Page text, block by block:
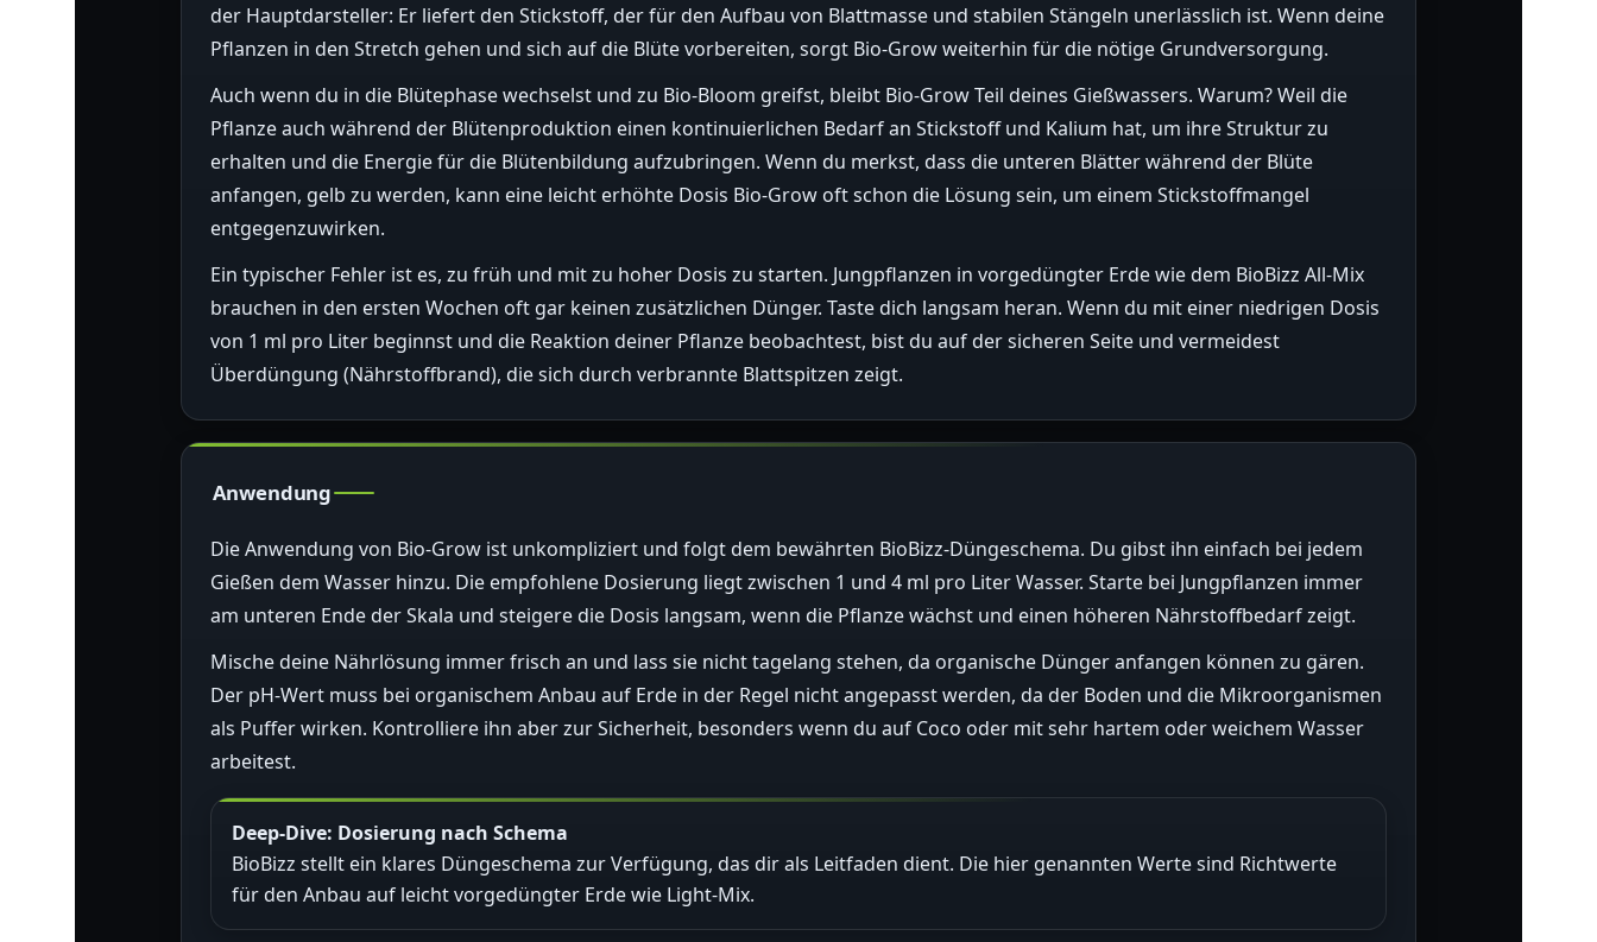
der Hauptdarsteller: Er liefert den Stickstoff, der für den Aufbau von Blattmasse und stabilen Stängeln unerlässlich ist. Wenn deine
Pflanzen in den Stretch gehen und sich auf die Blüte vorbereiten, sorgt Bio-Grow weiterhin für die nötige Grundversorgung.
Auch wenn du in die Blütephase wechselst und zu Bio-Bloom greifst, bleibt Bio-Grow Teil deines Gießwassers. Warum? Weil die
Pflanze auch während der Blütenproduktion einen kontinuierlichen Bedarf an Stickstoff und Kalium hat, um ihre Struktur zu
erhalten und die Energie für die Blütenbildung aufzubringen. Wenn du merkst, dass die unteren Blätter während der Blüte
anfangen, gelb zu werden, kann eine leicht erhöhte Dosis Bio-Grow oft schon die Lösung sein, um einem Stickstoffmangel
entgegenzuwirken.
Ein typischer Fehler ist es, zu früh und mit zu hoher Dosis zu starten. Jungpflanzen in vorgedüngter Erde wie dem BioBizz All-Mix
brauchen in den ersten Wochen oft gar keinen zusätzlichen Dünger. Taste dich langsam heran. Wenn du mit einer niedrigen Dosis
von 1 ml pro Liter beginnst und die Reaktion deiner Pflanze beobachtest, bist du auf der sicheren Seite und vermeidest
Überdüngung (Nährstoffbrand), die sich durch verbrannte Blattspitzen zeigt.
Anwendung
Die Anwendung von Bio-Grow ist unkompliziert und folgt dem bewährten BioBizz-Düngeschema. Du gibst ihn einfach bei jedem
Gießen dem Wasser hinzu. Die empfohlene Dosierung liegt zwischen 1 und 4 ml pro Liter Wasser. Starte bei Jungpflanzen immer
am unteren Ende der Skala und steigere die Dosis langsam, wenn die Pflanze wächst und einen höheren Nährstoffbedarf zeigt.
Mische deine Nährlösung immer frisch an und lass sie nicht tagelang stehen, da organische Dünger anfangen können zu gären.
Der pH-Wert muss bei organischem Anbau auf Erde in der Regel nicht angepasst werden, da der Boden und die Mikroorganismen
als Puffer wirken. Kontrolliere ihn aber zur Sicherheit, besonders wenn du auf Coco oder mit sehr hartem oder weichem Wasser
arbeitest.
Deep-Dive: Dosierung nach Schema
BioBizz stellt ein klares Düngeschema zur Verfügung, das dir als Leitfaden dient. Die hier genannten Werte sind Richtwerte
für den Anbau auf leicht vorgedüngter Erde wie Light-Mix.